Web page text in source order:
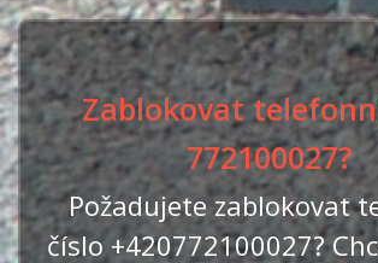
Zablokovat
772100027?
Požadujete zablokovat
číslo +420772100027?